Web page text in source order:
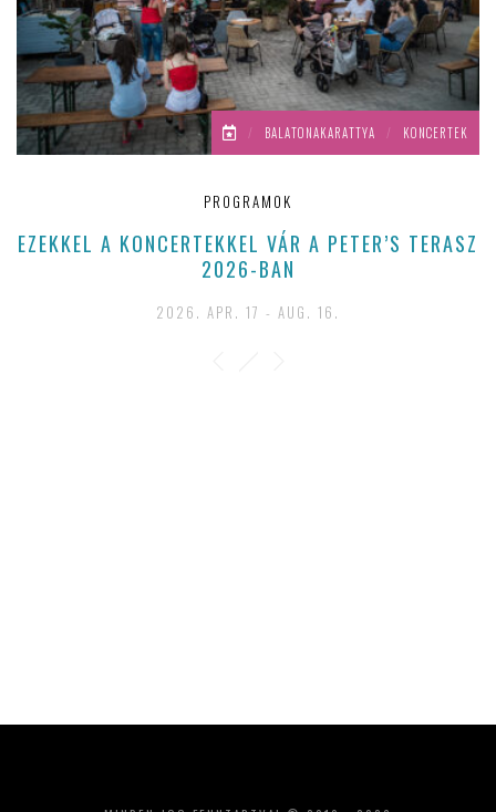
/ BALATONAKARATTYA / KONCERTEK
PROGRAMOK
EZEKKEL A KONCERTEKKEL VÁR A PETER’S TERASZ
2026-BAN
2026. APR. 17 - AUG. 16.